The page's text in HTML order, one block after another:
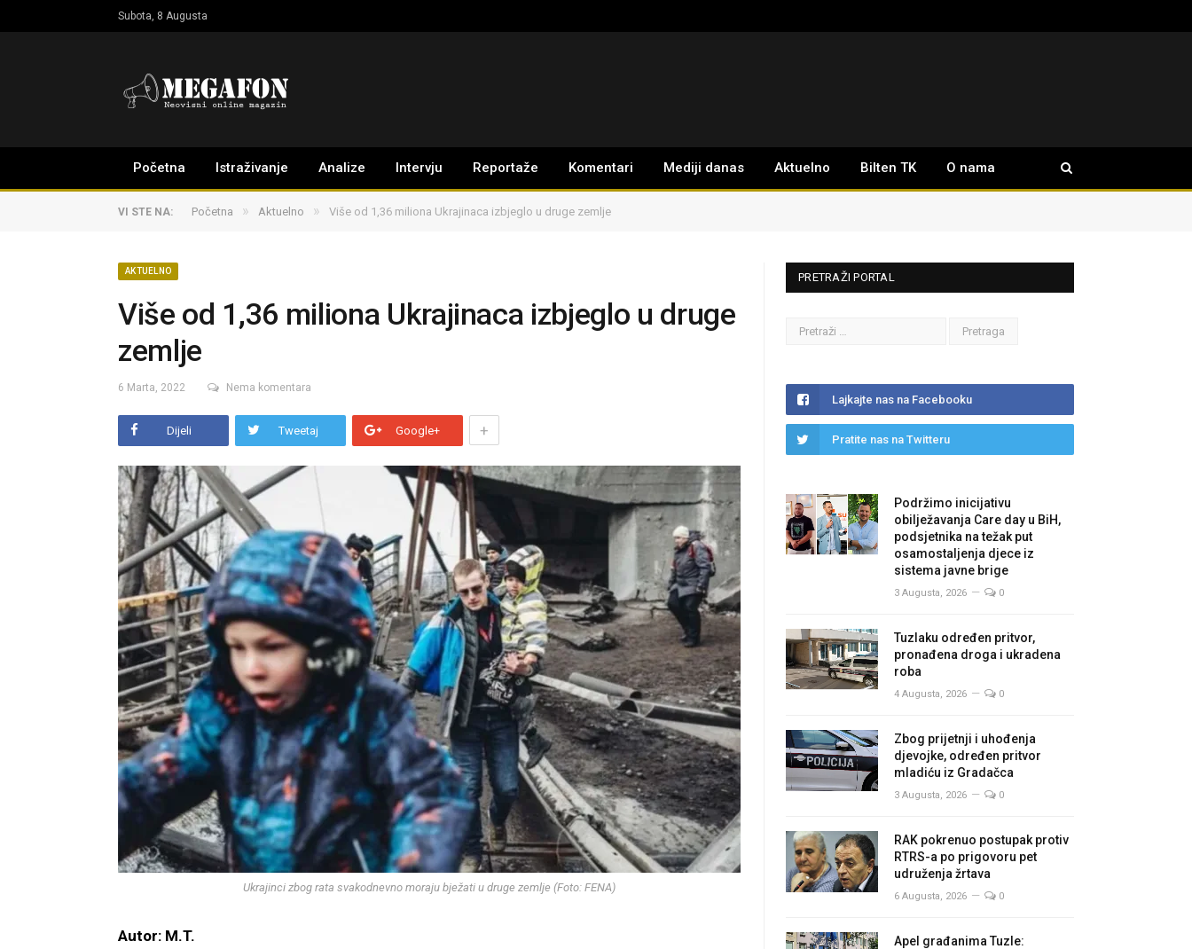
Subota, 8 Augusta
Početna Istraživanje Analize Intervju Reportaže Komentari Mediji danas Aktuelno Bilten TK O nama
VI STE NA: Početna » Aktuelno » Više od 1,36 miliona Ukrajinaca izbjeglo u druge zemlje
AKTUELNO
Više od 1,36 miliona Ukrajinaca izbjeglo u druge
zemlje
6 Marta, 2022 Nema komentara
Dijeli Tweetaj Google+ +
Ukrajinci zbog rata svakodnevno moraju bježati u druge zemlje (Foto: FENA)
Autor: M.T.
PRETRAŽI PORTAL
Lajkajte nas na Facebooku
Pratite nas na Twitteru
Podržimo inicijativu
obilježavanja Care day u BiH,
podsjetnika na težak put
osamostaljenja djece iz
sistema javne brige
3 Augusta, 2026 0
Tuzlaku određen pritvor,
pronađena droga i ukradena
roba
4 Augusta, 2026 0
Zbog prijetnji i uhođenja
djevojke, određen pritvor
mladiću iz Gradačca
3 Augusta, 2026 0
RAK pokrenuo postupak protiv
RTRS-a po prigovoru pet
udruženja žrtava
6 Augusta, 2026 0
Apel građanima Tuzle: